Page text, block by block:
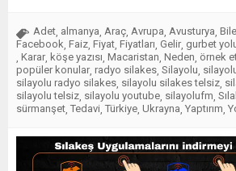
Adet, almanya, Araç, Avrupa, Avusturya,
Facebook, Faiz, Fiyat, Fiyatları, Gelir, gurbet
, Karar, köşe yazısı, Macaristan, Neden, örnek
popüler konular, radyo silakes, Silayolu,
silayolu radyo silakes, silayolu silakes telsiz,
silayolu telsiz, silayolu youtube, silayolufm,
sürmanşet, Tedavi, Türkiye, Ukrayna, Yaptırım,